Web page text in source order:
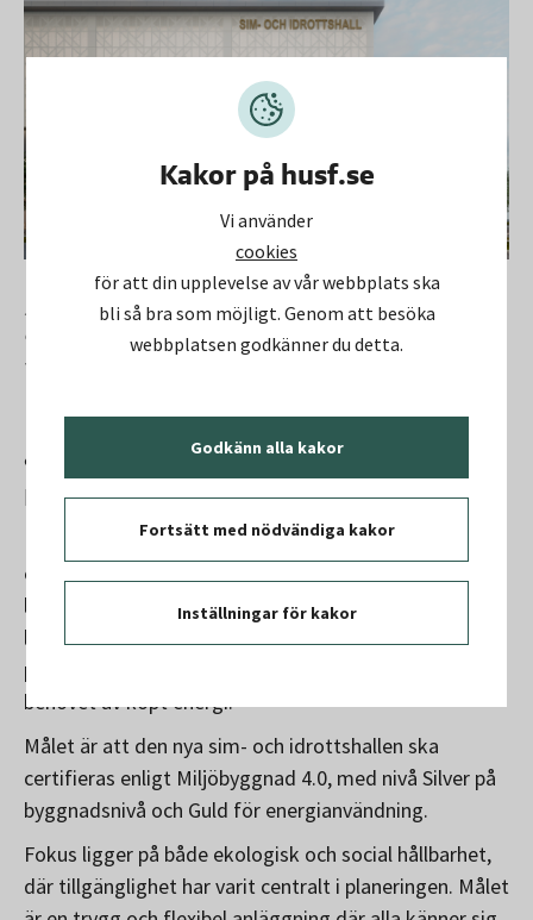
Kakor på husf.se
Vi använder
cookies
för att din upplevelse av vår webbplats ska
bli så bra som möjligt. Genom att besöka
webbplatsen godkänner du detta.
Godkänn alla kakor
Fortsätt med nödvändiga kakor
Inställningar för kakor
Visionsbild av nya sim- och idrottshallen. Hallen kommer att vara
synlig från Huddingevägen nära centrum, gång- och cykelvägar
och kommunala färdmedel. Illustration: a och d arkitektkontor,
Stark arkitekter.
Hållbarhet i fokus med höga
ambitioner på
miljöcertifiering
Den nya byggnaden ska vara både mer klimat- och
energieffektiv än dagens anläggning. Material med
lång livslängd kombineras med ett tydligt fokus på
låg energianvändning. Bland annat planeras solceller
på taket för att producera klimatsmart el och minska
behovet av köpt energi.
Målet är att den nya sim- och idrottshallen ska
certifieras enligt Miljöbyggnad 4.0, med nivå Silver på
byggnadsnivå och Guld för energianvändning.
Fokus ligger på både ekologisk och social hållbarhet,
där tillgänglighet har varit centralt i planeringen. Målet